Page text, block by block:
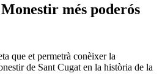
més poderós
que et permetrà conèixer la
de Sant Cugat en la història de la